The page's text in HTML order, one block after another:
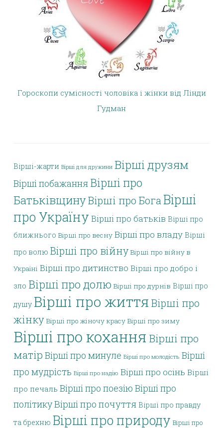
Гороскопи сумісності чоловіка і жінки від Лінди
Гудман
Вірші-жарти Вірші для дружини Вірші друзям
Вірші побажання Вірші про
БатьківщинуВірші про БогаВірші
про Україну Вірші про батьків Вірші про
ближнього Вірші про весну Вірші про владу Вірші
про волю Вірші про війну Вірші про війну в
Україні Вірші про дитинство Вірші про добро і
зло Вірші про долю Вірші про дурнів Вірші про
душу Вірші про життя Вірші про
жінку Вірші про жіночу красу Вірші про зиму
Вірші про кохання Вірші про
матір Вірші про минуле Вірші про молодість Вірші
про мудрість Вірші про надію Вірші про осінь Вірші
про печаль Вірші про поезію Вірші про
політикуВірші про почуття Вірші про правду
та брехню Вірші про природу Вірші про